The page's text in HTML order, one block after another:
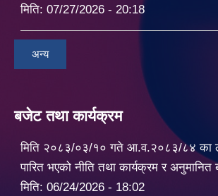
मिति: 07/27/2026 - 20:18
अन्य
बजेट तथा कार्यक्रम
मिति २०८३/०३/१० गते आ.व.२०८३/८४ का
पारित भएको नीति तथा कार्यक्रम र
मिति: 06/24/2026 - 18:02